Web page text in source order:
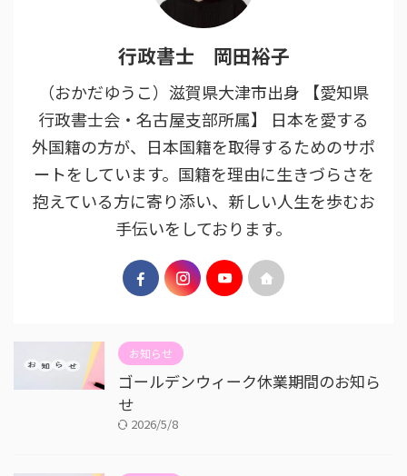
行政書士 岡田裕子
（おかだゆうこ）滋賀県大津市出身 【愛知県
行政書士会・名古屋支部所属】 日本を愛する
外国籍の方が、日本国籍を取得するためのサポ
ートをしています。国籍を理由に生きづらさを
抱えている方に寄り添い、新しい人生を歩むお
手伝いをしております。
お知らせ
ゴールデンウィーク休業期間のお知ら
せ
2026/5/8